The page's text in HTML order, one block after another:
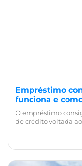
Empréstimo
funciona e
O empréstimo
de crédito voltada